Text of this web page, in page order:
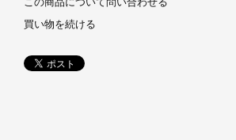
この商品について問い合わせる
買い物を続ける